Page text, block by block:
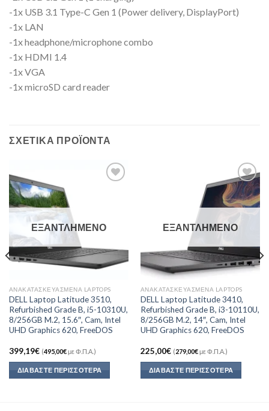
-1x USB 3.1 Type-C Gen 1 (Power delivery, DisplayPort)
-1x LAN
-1x headphone/microphone combo
-1x HDMI 1.4
-1x VGA
-1x microSD card reader
ΣΧΕΤΙΚΆ ΠΡΟΪΌΝΤΑ
ΕΞΑΝΤΛΗΜΈΝΟ
ΑΝΑΚΑΤΑΣΚΕΥΑΣΜΈΝΑ LAPTOPS
DELL Laptop Latitude 3510,
Refurbished Grade B, i5-10310U,
8/256GB M.2, 15.6″, Cam, Intel
UHD Graphics 620, FreeDOS
399,19€ (495,00€με Φ.Π.Α.)
ΔΙΑΒΆΣΤΕ ΠΕΡΙΣΣΌΤΕΡΑ
ΕΞΑΝΤΛΗΜΈΝΟ
ΑΝΑΚΑΤΑΣΚΕΥΑΣΜΈΝΑ LAPTOPS
DELL Laptop Latitude 3410,
Refurbished Grade B, i3-10110U,
8/256GB M.2, 14″, Cam, Intel
UHD Graphics 620, FreeDOS
225,00€ (279,00€με Φ.Π.Α.)
ΔΙΑΒΆΣΤΕ ΠΕΡΙΣΣΌΤΕΡΑ